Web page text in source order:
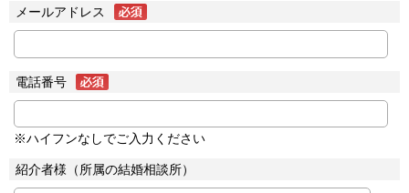
メールアドレス
電話番号
※ハイフンなしでご入力ください
紹介者様（所属の結婚相談所）